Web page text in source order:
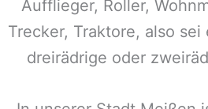
Aufflieger, Roller,
Trecker, Traktore, also
dreirädrige oder